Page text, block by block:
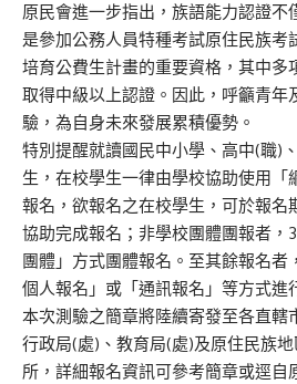
原民會進一步指出， 族語能力認證不
是參加公務人員特種考試原住民族考
培育公費生計畫的重要資格，其中多
取得中級以上認證。因此，呼籲青年
驗，為自身未來發展累積優勢。
特別提醒就讀國民中小學、高中(職)
生，在校學生一律由學校協助使用「
報名，欲報名之在校學生，可於報名
協助完成報名；非學校團體團報者 ， 3
團體」方式團體報名。至其餘報名者
個人報名 」或「 通訊報名 」等方式進
本次測驗之簡章將陸續寄發至各直轄
行政局(處) 、教育局(處)及原住民族地
所，詳細報名資訊可參考簡章或逕自